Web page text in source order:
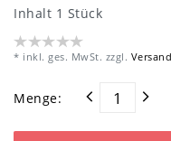
Inhalt 1 Stück
* inkl. ges. MwSt. zzgl.
Menge: